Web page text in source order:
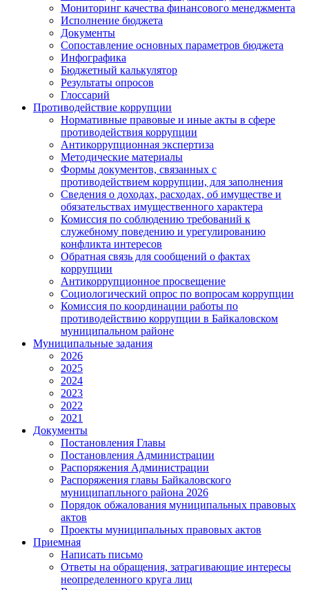
Мониторинг качества финансового менеджмента
Исполнение бюджета
Документы
Сопоставление основных параметров бюджета
Инфографика
Бюджетный калькулятор
Результаты опросов
Глоссарий
Противодействие коррупции
Нормативные правовые и иные акты в сфере
противодействия коррупции
Антикоррупционная экспертиза
Методические материалы
Формы документов, связанных с
противодействием коррупции, для заполнения
Сведения о доходах, расходах, об имуществе и
обязательствах имущественного характера
Комиссия по соблюдению требований к
служебному поведению и урегулированию
конфликта интересов
Обратная связь для сообщений о фактах
коррупции
Антикоррупционное просвещение
Социологический опрос по вопросам коррупции
Комиссия по координации работы по
противодействию коррупции в Байкаловском
муниципальном районе
Муниципальные задания
2026
2025
2024
2023
2022
2021
Документы
Постановления Главы
Постановления Администрации
Распоряжения Администрации
Распоряжения главы Байкаловского
муниципапльного района 2026
Порядок обжалования муниципальных правовых
актов
Проекты муниципальных правовых актов
Приемная
Написать письмо
Ответы на обращения, затрагивающие интересы
неопределенного круга лиц